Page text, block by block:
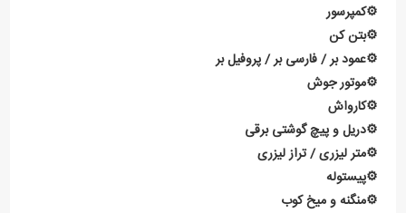
⚙️کمپرسور
⚙️بتن کن
⚙️عمود بر / فارسی بر / پروفیل بر
⚙️موتور جوش
⚙️کارواش
⚙️دریل و پیچ گوشتی برقی
⚙️متر لیزری / تراز لیزری
⚙️پیستوله
⚙️منگنه و میخ کوب